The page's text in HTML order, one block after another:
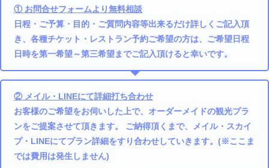
① お問合せフォームより無料相談
日程・ご予算・目的・ご質問内容等出来るだけ詳しくご記入頂
き、各種チケット・レストラン予約ご希望の方は、ご希望日程
日時を第一希望～第三希望までご記入頂けると幸いです。
② メイル・LINEにて詳細打ち合わせ
お客様のご希望をお伺いした上で、オーダーメイドの観光プラ
ンをご提案させて頂きます。 ご納得頂くまで、メイル・スカイ
プ・LINEにてプラン詳細をすり合わせしていきます。(※ここま
では費用は発生しません)